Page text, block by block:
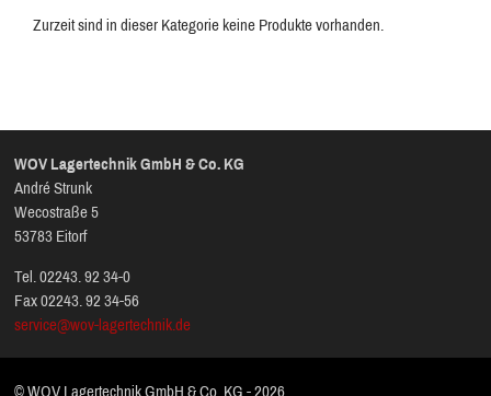
Zurzeit sind in dieser Kategorie keine Produkte vorhanden.
WOV Lagertechnik GmbH & Co. KG
André Strunk
Wecostraße 5
53783 Eitorf
Tel. 02243. 92 34-0
Fax 02243. 92 34-56
service@wov-lagertechnik.de
© WOV Lagertechnik GmbH & Co. KG - 2026